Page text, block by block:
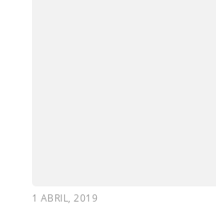
1 ABRIL, 2019